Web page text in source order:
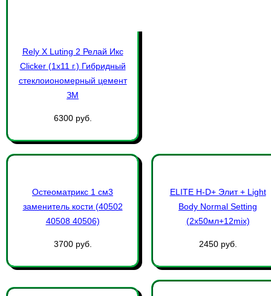
Rely X Luting 2 Релай Икс
Clicker (1х11 г.) Гибридный
стеклоиономерный цемент
ЗМ
6300 руб.
Остеоматрикс 1 см3
заменитель кости (40502
40508 40506)
3700 руб.
ELITE Н-D+ Элит + Light
Body Normal Setting
(2х50мл+12mix)
2450 руб.